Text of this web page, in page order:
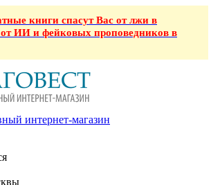
книги спасут Вас от лжи в
от ИИ и фейковых проповедников в
интернет-магазин